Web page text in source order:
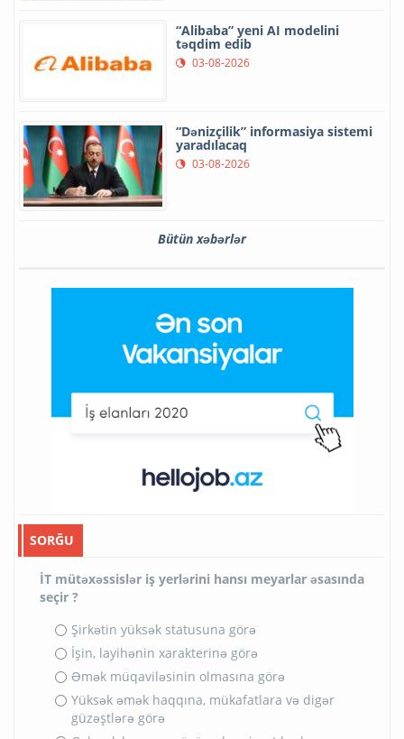
“Alibaba” yeni AI modelini
təqdim edib
03-08-2026
“Dənizçilik” informasiya sistemi
yaradılacaq
03-08-2026
Bütün xəbərlər
SORĞU
İT mütəxəssislər iş yerlərini hansı meyarlar əsasında
seçir ?
Şirkətin yüksək statusuna görə
İşin, layihənin xarakterinə görə
Əmək müqaviləsinin olmasına görə
Yüksək əmək haqqına, mükafatlara və digər
güzəştlərə görə